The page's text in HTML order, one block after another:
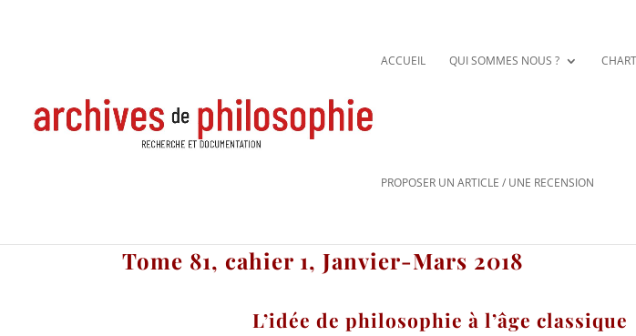
ACCUEIL QUI SOMMES NOUS ?
PROPOSER UN ARTICLE / UNE RECENSION
Tome 81, cahier 1, Janvier-Mars 2018
L’idée de philosophie à l’âge classique